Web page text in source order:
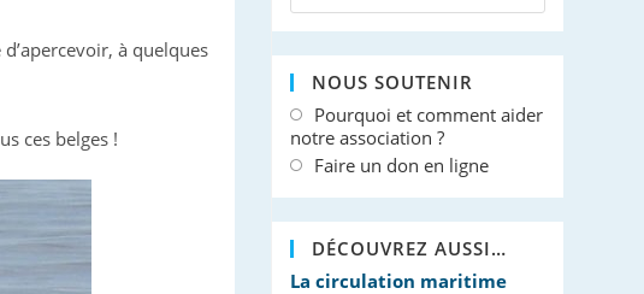
à quelques
ces belges !
NOUS SOUTENIR
Pourquoi et comment aider
notre association ?
Faire un don en ligne
DÉCOUVREZ AUSSI…
La circulation maritime